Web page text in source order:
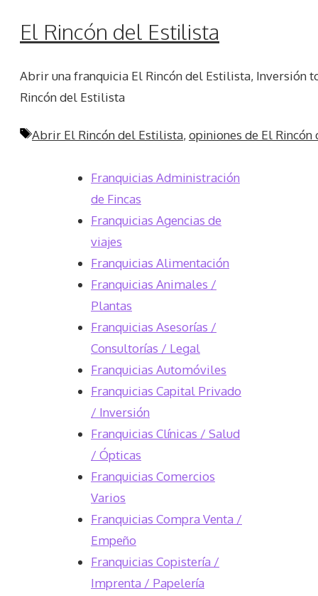
El Rincón del Estilista
Abrir una franquicia El Rincón del Estilista, Inversión
Rincón del Estilista
Etiquetas
Abrir El Rincón del Estilista, opiniones de El
Franquicias Administración
de Fincas
Franquicias Agencias de
viajes
Franquicias Alimentación
Franquicias Animales /
Plantas
Franquicias Asesorías /
Consultorías / Legal
Franquicias Automóviles
Franquicias Capital Privado
/ Inversión
Franquicias Clínicas / Salud
/ Ópticas
Franquicias Comercios
Varios
Franquicias Compra Venta /
Empeño
Franquicias Copistería /
Imprenta / Papelería